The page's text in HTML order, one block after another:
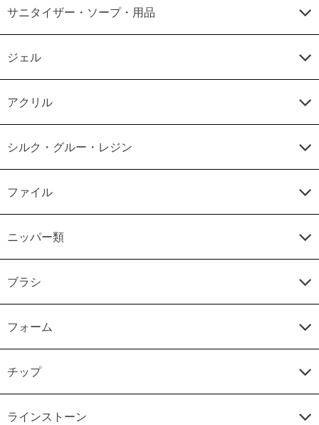
サニタイザー・ソープ・用品
ジェル
アクリル
シルク・グルー・レジン
ファイル
ニッパー類
ブラシ
フォーム
チップ
ラインストーン